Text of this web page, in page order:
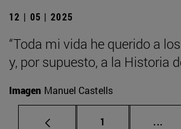
12 | 05 | 2025
“Toda mi vida he querido a
y, por supuesto, a la Historia
Imagen Manuel Castells
Página
1 ...